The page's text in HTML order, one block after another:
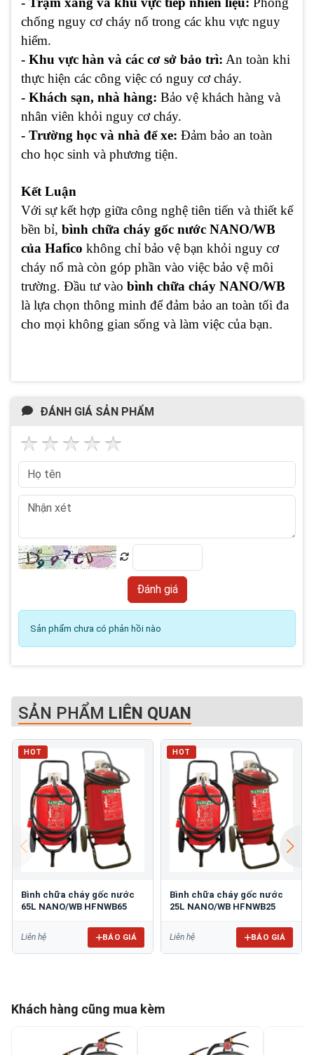
chống nguy cơ cháy nổ trong các khu vực nguy
hiểm.
- Khu vực hàn và các cơ sở bảo trì: An toàn khi
thực hiện các công việc có nguy cơ cháy.
- Khách sạn, nhà hàng: Bảo vệ khách hàng và
nhân viên khỏi nguy cơ cháy.
- Trường học và nhà để xe: Đảm bảo an toàn
cho học sinh và phương tiện.
Kết Luận
Với sự kết hợp giữa công nghệ tiên tiến và thiết kế
bền bỉ, bình chữa cháy gốc nước NANO/WB
của Hafico không chỉ bảo vệ bạn khỏi nguy cơ
cháy nổ mà còn góp phần vào việc bảo vệ môi
trường. Đầu tư vào bình chữa cháy NANO/WB
là lựa chọn thông minh để đảm bảo an toàn tối đa
cho mọi không gian sống và làm việc của bạn.
ĐÁNH GIÁ SẢN PHẨM
Sản phẩm chưa có phản hồi nào
SẢN PHẨM LIÊN QUAN
HOT
Bình chữa cháy gốc nước
65L NANO/WB HFNWB65
Liên hệ BÁO GIÁ
HOT
Bình chữa cháy gốc nước
25L NANO/WB HFNWB25
Liên hệ BÁO GIÁ
Khách hàng cũng mua kèm